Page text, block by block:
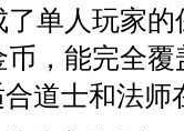
单人玩家
，能完全
道士和法